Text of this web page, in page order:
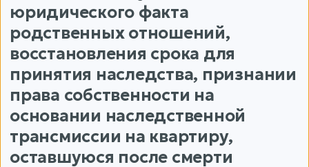
юридического факта
родственных отношений,
восстановления срока для
принятия наследства, признании
права собственности на
основании наследственной
трансмиссии на квартиру,
оставшуюся после смерти